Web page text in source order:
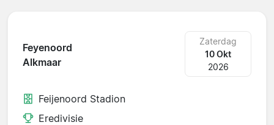
Feyenoord
Alkmaar
Zaterdag
10 Okt
2026
Feijenoord Stadion
Eredivisie